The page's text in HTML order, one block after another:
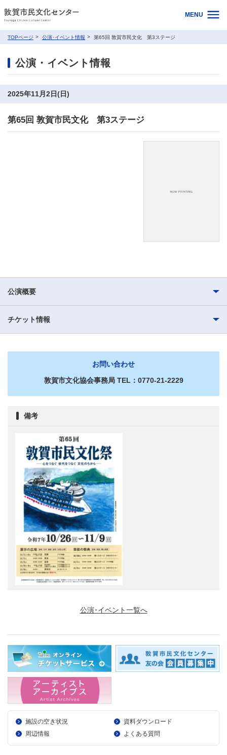
MENU
TOPページ 公演･イベント情報 第65回 敦賀市民文化 第3ステージ
公演・イベント情報
2025年11月2日(日)
第65回 敦賀市民文化 第3ステージ
公演概要
チケット情報
お問い合わせ
敦賀市文化協会事務局 TEL：0770-21-2229
備考
公演･イベント一覧へ
施設の空き状況
資料ダウンロード
周辺情報
よくある質問